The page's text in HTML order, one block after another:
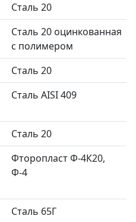
Сталь 20
Сталь 20 оцинкованная
с полимером
Сталь 20
Сталь AISI 409
Сталь 20
Фторопласт Ф-4К20,
Ф-4
Сталь 65Г